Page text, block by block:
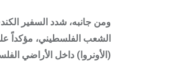
ومن جانبه، شدد السفير
الشعب الفلسطيني، مؤكداً
(الأونروا) داخل الأراضي